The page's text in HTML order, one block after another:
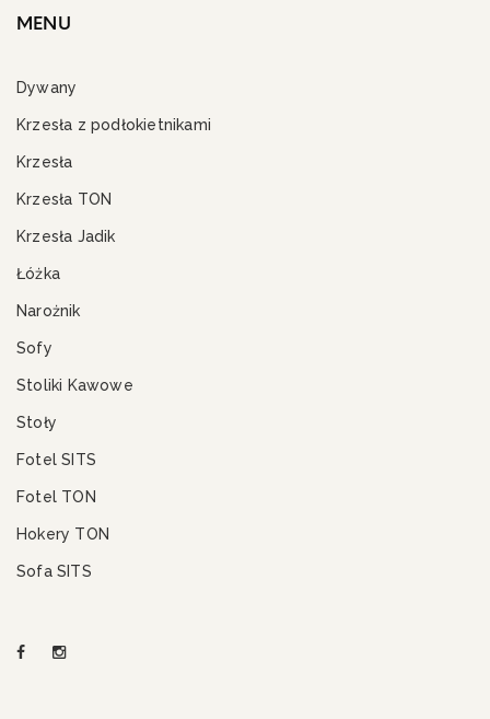
MENU
Dywany
Krzesła z podłokietnikami
Krzesła
Krzesła TON
Krzesła Jadik
Łóżka
Narożnik
Sofy
Stoliki Kawowe
Stoły
Fotel SITS
Fotel TON
Hokery TON
Sofa SITS